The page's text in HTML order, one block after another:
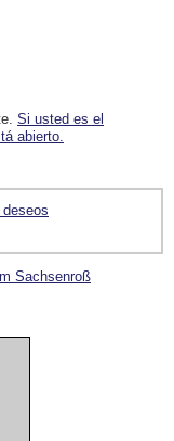
Si usted es el
abierto.
Sachsenroß